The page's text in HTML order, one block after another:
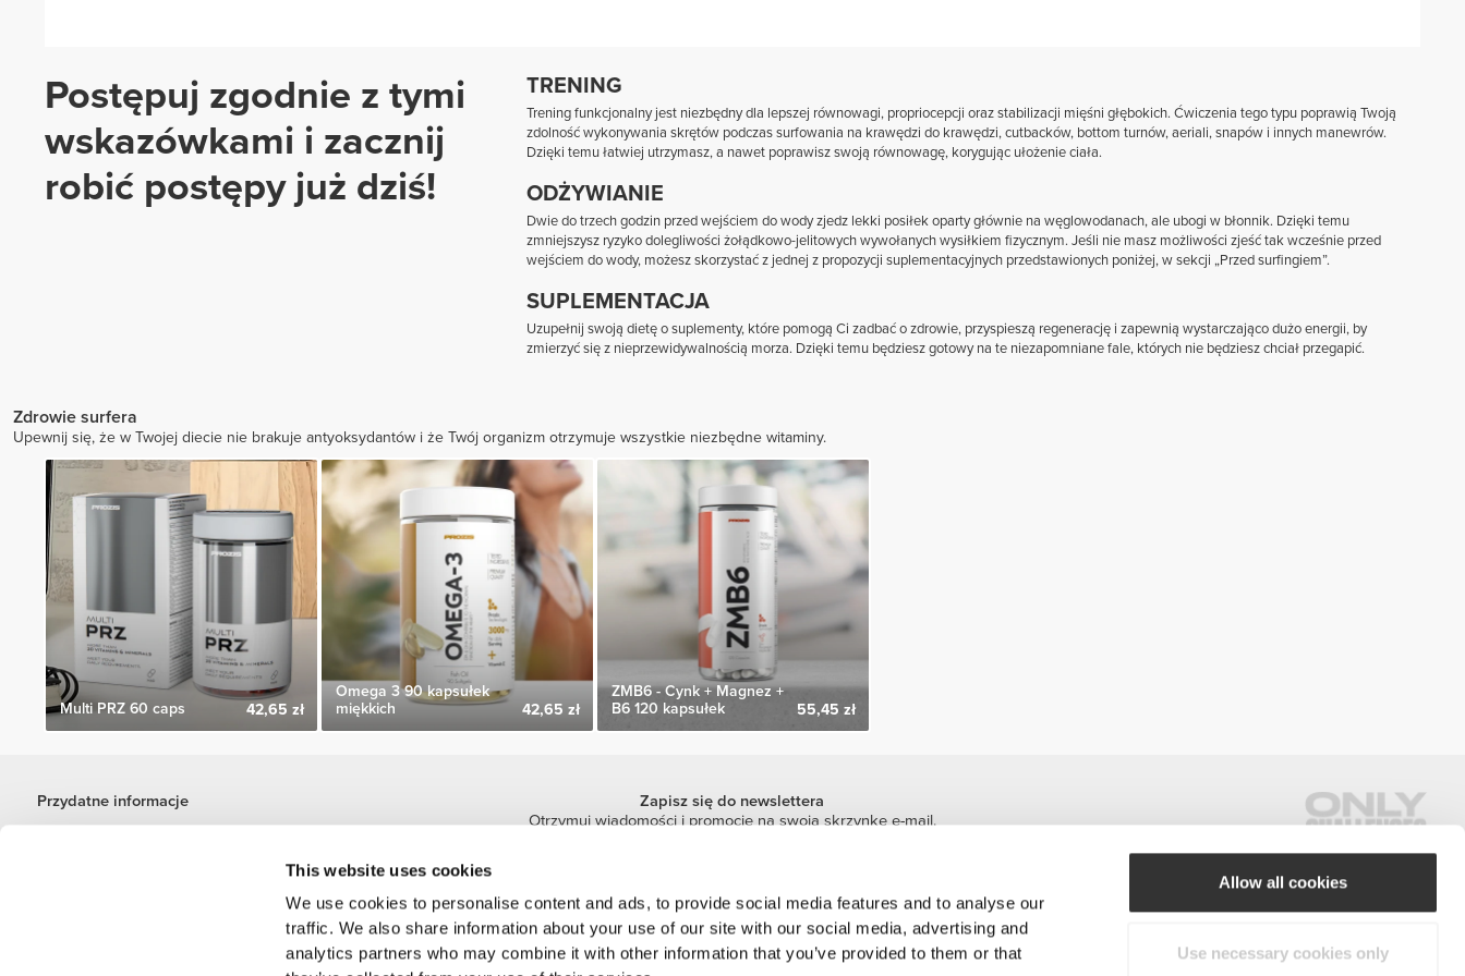
This website uses cookies
We use cookies to personalise content and ads, to provide social media features and to analyse our
traffic. We also share information about your use of our site with our social media, advertising and
analytics partners who may combine it with other information that you’ve provided to them or that
Allow all cookies
Use necessary cookies only
Postępuj zgodnie z tymi
wskazówkami i zacznij
robić postępy już dziś!
TRENING
Trening funkcjonalny jest niezbędny dla lepszej równowagi, propriocepcji oraz stabilizacji mięśni głębokich. Ćwiczenia tego typu poprawią Twoją
zdolność wykonywania skrętów podczas surfowania na krawędzi do krawędzi, cutbacków, bottom turnów, aeriali, snapów i innych manewrów.
Dzięki temu łatwiej utrzymasz, a nawet poprawisz swoją równowagę, korygując ułożenie ciała.
ODŻYWIANIE
Dwie do trzech godzin przed wejściem do wody zjedz lekki posiłek oparty głównie na węglowodanach, ale ubogi w błonnik. Dzięki temu
zmniejszysz ryzyko dolegliwości żołądkowo-jelitowych wywołanych wysiłkiem fizycznym. Jeśli nie masz możliwości zjeść tak wcześnie przed
wejściem do wody, możesz skorzystać z jednej z propozycji suplementacyjnych przedstawionych poniżej, w sekcji „Przed surfingiem”.
SUPLEMENTACJA
Uzupełnij swoją dietę o suplementy, które pomogą Ci zadbać o zdrowie, przyspieszą regenerację i zapewnią wystarczająco dużo energii, by
zmierzyć się z nieprzewidywalnością morza. Dzięki temu będziesz gotowy na te niezapomniane fale, których nie będziesz chciał przegapić.
Zdrowie surfera
Upewnij się, że w Twojej diecie nie brakuje antyoksydantów i że Twój organizm otrzymuje wszystkie niezbędne witaminy.
Multi PRZ 60 caps 42,65 zł
Omega 3 90 kapsułek
miękkich
42,65 zł
ZMB6 - Cynk + Magnez +
B6 120 kapsułek
55,45 zł
Przydatne informacje
Zapisz się do newslettera
Otrzymuj wiadomości i promocje na swoją skrzynkę e-mail.